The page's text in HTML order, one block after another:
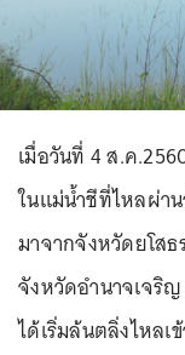
เมื่อวันที่ 4 ส.ค
ในแม่น้ำชีที่ไหลผ่า
มาจากจังหวัดยโส
จังหวัดอำนาจเจริ
ได้เริ่มล้นตลิ่งไหล